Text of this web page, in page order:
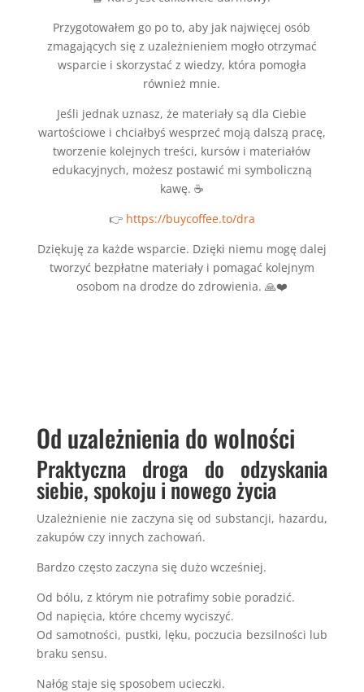
Przygotowałem go po to, aby jak najwięcej osób
zmagających się z uzależnieniem mogło otrzymać
wsparcie i skorzystać z wiedzy, która pomogła
również mnie.
Jeśli jednak uznasz, że materiały są dla Ciebie
wartościowe i chciałbyś wesprzeć moją dalszą pracę,
tworzenie kolejnych treści, kursów i materiałów
edukacyjnych, możesz postawić mi symboliczną
kawę. ☕
👉 https://buycoffee.to/dra
Dziękuję za każde wsparcie. Dzięki niemu mogę dalej
tworzyć bezpłatne materiały i pomagać kolejnym
osobom na drodze do zdrowienia. 🙏❤️
Od uzależnienia do wolności
Praktyczna droga do odzyskania
siebie, spokoju i nowego życia
Uzależnienie nie zaczyna się od substancji, hazardu,
zakupów czy innych zachowań.
Bardzo często zaczyna się dużo wcześniej.
Od bólu, z którym nie potrafimy sobie poradzić.
Od napięcia, które chcemy wyciszyć.
Od samotności, pustki, lęku, poczucia bezsilności lub
braku sensu.
Nałóg staje się sposobem ucieczki.